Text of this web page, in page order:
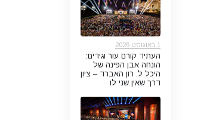
1 באוגוסט 2026
העתיד קורם עור וגידים:
הונחה אבן הפינה של
היכל ל. רון האברד – ציון
דרך שאין שני לו